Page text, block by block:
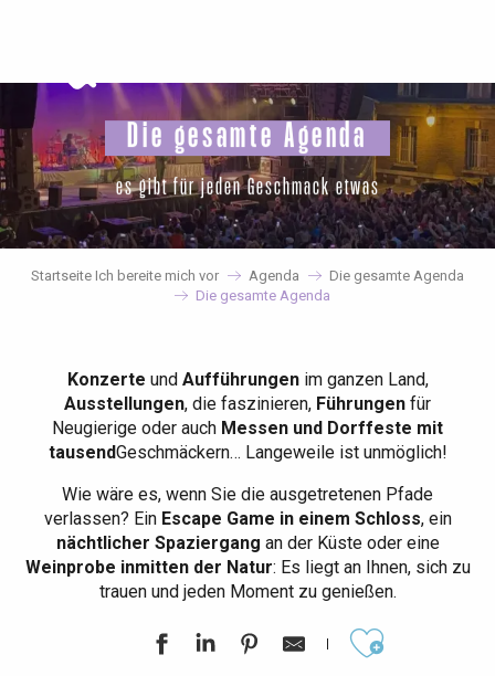
principal
Die gesamte Agenda
es gibt für jeden Geschmack etwas
Startseite Ich bereite mich vor Agenda
Die gesamte Agenda
Die gesamte Agenda
Konzerte und Aufführungenim ganzen Land,
Ausstellungen, die faszinieren, Führungen für
Neugierige oder auch Messen und Dorffeste mit
tausendGeschmäckern… Langeweile ist unmöglich!
Wie wäre es, wenn Sie die ausgetretenen Pfade
verlassen? EinEscape Game in einem Schloss, ein
nächtlicher Spaziergang an der Küste oder eine
Weinprobe inmitten der Natur: Es liegt an Ihnen, sich zu
trauen und jeden Moment zu genießen.